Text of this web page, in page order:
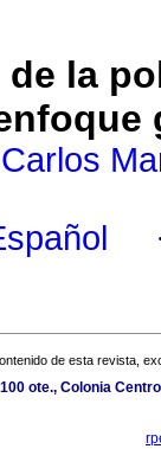
la
de esta revista,
ote., Colonia